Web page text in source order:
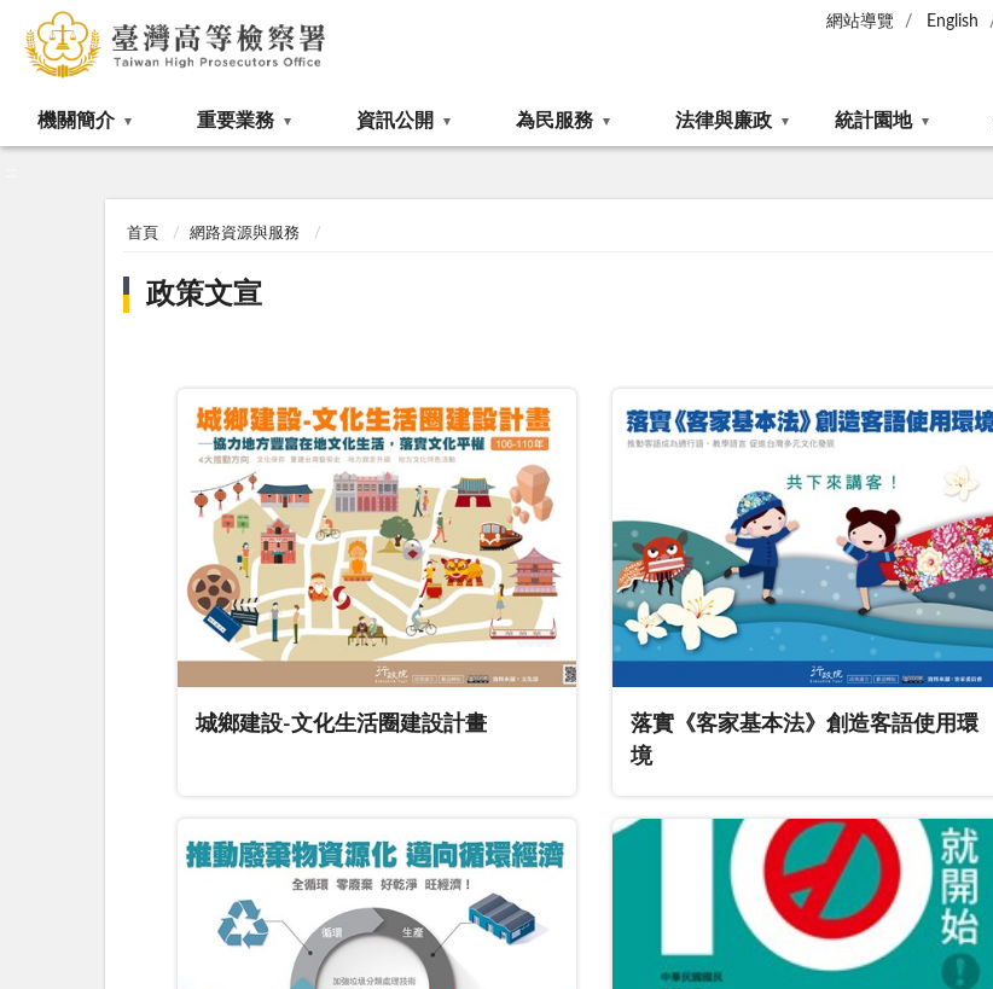
網站導覽 English
機關簡介 重要業務 資訊公開 為民服務 法律與廉政 統計園地
首頁 網路資源與服務
政策文宣
城鄉建設-文化生活圈建設計畫
落實《客家基本法》創造客語使用環
境